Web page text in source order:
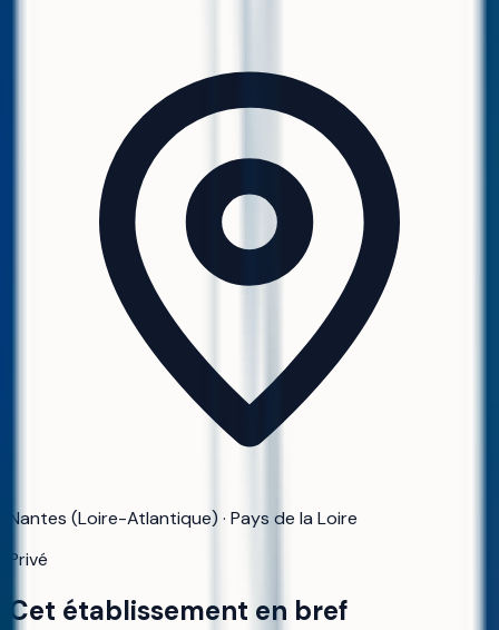
Nantes (Loire-Atlantique) · Pays de la Loire
Privé
Cet établissement en bref